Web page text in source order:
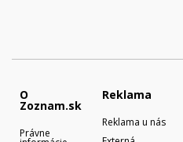
O
Zoznam.sk
Právne
Reklama
Reklama u nás